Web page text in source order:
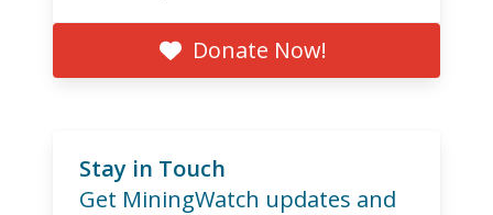
Donate Now!
Stay in Touch
Get MiningWatch updates and